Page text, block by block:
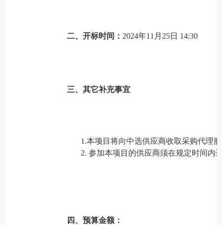
二、开标时间： 2024年11月25日 14:30
三、其它补充事宜
1.本项目将向中选供应商收取采购代理
2. 参加本项目的供应商须在规定时间内
四、预算金额：